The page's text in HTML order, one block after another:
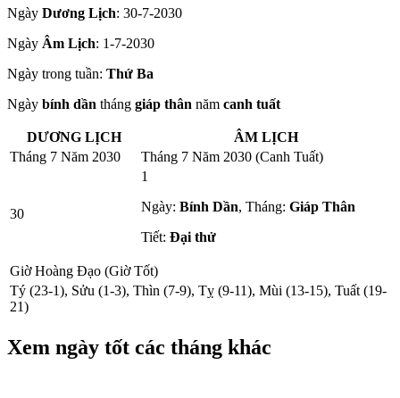
Ngày Dương Lịch: 30-7-2030
Ngày Âm Lịch: 1-7-2030
Ngày trong tuần: Thứ Ba
Ngày bính dần tháng giáp thân năm canh tuất
DƯƠNG LỊCH
ÂM LỊCH
Tháng 7 Năm 2030
Tháng 7 Năm 2030 (Canh Tuất)
30
1
Ngày: Bính Dần, Tháng: Giáp Thân
Tiết: Đại thử
Giờ Hoàng Đạo (Giờ Tốt)
Tý (23-1), Sửu (1-3), Thìn (7-9), Tỵ (9-11), Mùi (13-15), Tuất (19-
21)
Xem ngày tốt các tháng khác